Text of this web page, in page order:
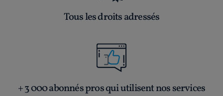
Tous les droits adressés
+ 3 000 abonnés pros qui utilisent nos services